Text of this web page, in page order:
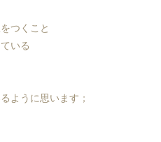
つくこと
いる
ように思います；